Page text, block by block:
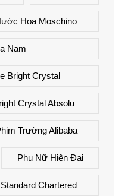
Hoa Moschino
Nam
Bright Crystal
Crystal Absolu
Trường Alibaba
Phụ Nữ Hiện Đại
Standard Chartered